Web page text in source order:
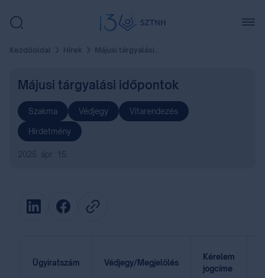
Kezdőoldal Hírek Májusi tárgyalási időpontok
Májusi tárgyalási időpontok
Szakma Védjegy Vitarendezés
Hirdetmény
2025. ápr. 15.
Ügyiratszám Védjegy/Megjelölés
Kérelem
jogcíme